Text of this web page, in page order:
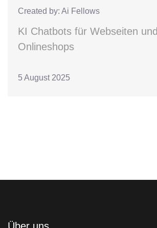
Created by: Ai Fellows
KI Chatbots für Webseiten und
Onlineshops
5 August 2025